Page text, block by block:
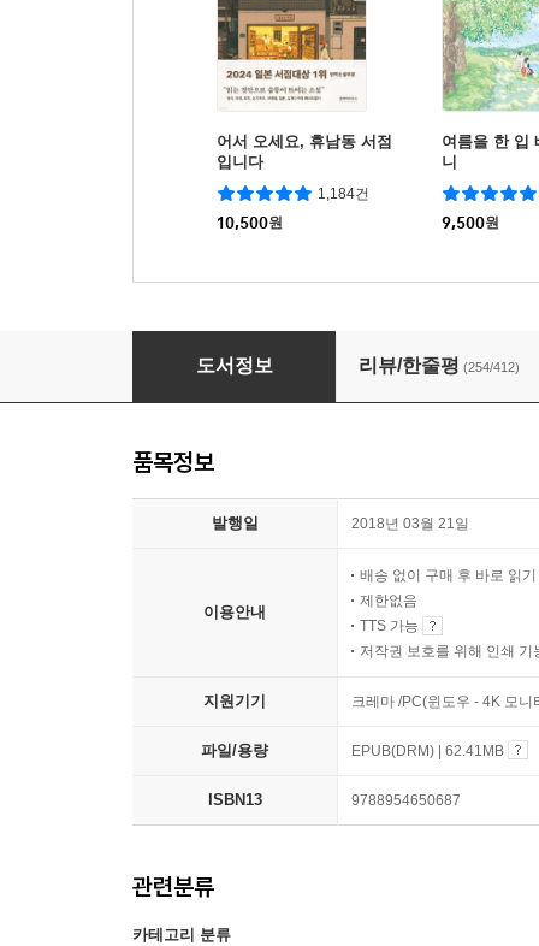
어서 오세요, 휴남동 서점
입니다
1,184건
10,500원
여름을 한 입
니
9,500원
세계를 건너 너에게 갈게
도서정보 리뷰/한줄평 (254/412)
품목정보
발행일 2018년 03월 21일
이용안내
배송 없이 구매 후 바로 읽기
제한없음
TTS 가능
저작권 보호를 위해 인쇄 기
지원기기 크레마 /PC(윈도우 - 4K 모
파일/용량 EPUB(DRM) | 62.41MB
ISBN13 9788954650687
관련분류
카테고리 분류